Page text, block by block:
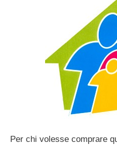
Per chi volesse comprare